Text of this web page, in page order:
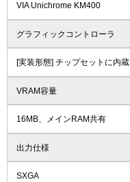
VIA Unichrome KM400
グラフィックコントローラ
[実装形態] チップセットに内蔵
VRAM容量
16MB、メインRAM共有
出力仕様
SXGA